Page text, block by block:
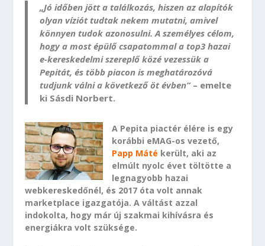
„Jó időben jött a találkozás, hiszen az alapítók
olyan víziót tudtak nekem mutatni, amivel
könnyen tudok azonosulni. A személyes célom,
hogy a most épülő csapatommal a top3 hazai
e-kereskedelmi szereplő közé vezessük a
Pepitát, és több piacon is meghatározóvá
tudjunk válni a következő öt évben”– emelte
ki Sásdi Norbert.
A Pepita piactér élére is egy
korábbi eMAG-os vezető,
Papp Máté került, aki az
elmúlt nyolc évet töltötte a
legnagyobb hazai
webkereskedőnél, és 2017 óta volt annak
marketplace igazgatója. A váltást azzal
indokolta, hogy már új szakmai kihívásra és
energiákra volt szüksége.